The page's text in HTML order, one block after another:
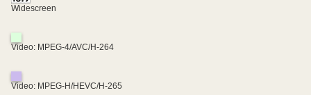
Widescreen
Video: MPEG-4/AVC/H-264
Video: MPEG-H/HEVC/H-265